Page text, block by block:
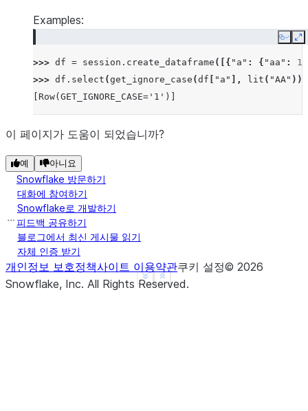
Examples:
Copy
>>> df = session . create_dataframe ([{ "a" : { "aa" : 1
>>> df . select (get_ignore_case (df "a" ], lit ( "AA" ))
[Row(GET_IGNORE_CASE='1')]
Show less
See more
이 페이지가 도움이 되었습니까?
예 아니요
Snowflake 방문하기
대화에 참여하기
Snowflake로 개발하기
피드백 공유하기
블로그에서 최신 게시물 읽기
자체 인증 받기
개인정보 보호정책사이트 이용약관쿠키 설정© 2026
Snowflake, Inc. All Rights Reserved.